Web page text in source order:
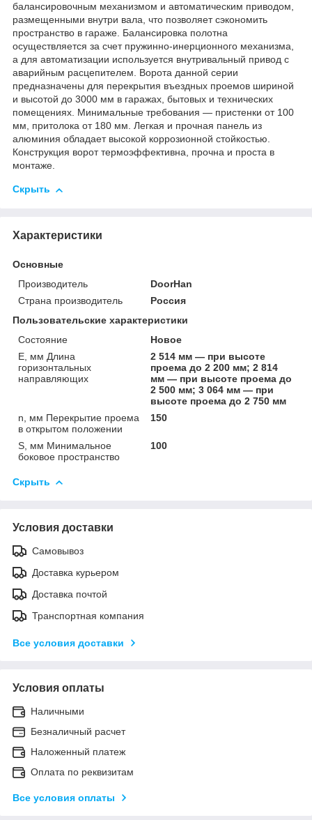
балансировочным механизмом и автоматическим приводом,
размещенными внутри вала, что позволяет сэкономить
пространство в гараже. Балансировка полотна
осуществляется за счет пружинно-инерционного механизма,
а для автоматизации используется внутривальный привод с
аварийным расцепителем. Ворота данной серии
предназначены для перекрытия въездных проемов шириной
и высотой до 3000 мм в гаражах, бытовых и технических
помещениях. Минимальные требования — пристенки от 100
мм, притолока от 180 мм. Легкая и прочная панель из
алюминия обладает высокой коррозионной стойкостью.
Конструкция ворот термоэффективна, прочна и проста в
монтаже.
Скрыть
Характеристики
Основные
Производитель
DoorHan
Страна производитель
Россия
Пользовательские характеристики
Состояние
Новое
E, мм Длина
горизонтальных
направляющих
2 514 мм — при высоте
проема до 2 200 мм; 2 814
мм — при высоте проема до
2 500 мм; 3 064 мм — при
высоте проема до 2 750 мм
n, мм Перекрытие проема
в открытом положении
150
S, мм Минимальное
боковое пространство
100
Скрыть
Условия доставки
Самовывоз
Доставка курьером
Доставка почтой
Транспортная компания
Все условия доставки
Условия оплаты
Наличными
Безналичный расчет
Наложенный платеж
Оплата по реквизитам
Все условия оплаты